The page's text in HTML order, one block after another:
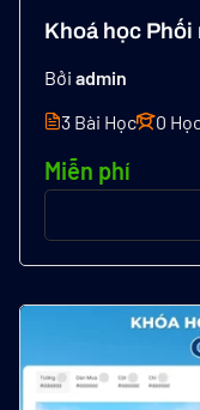
Khoá học
Bởi admin
3 Bài Học
0
Miễn phí